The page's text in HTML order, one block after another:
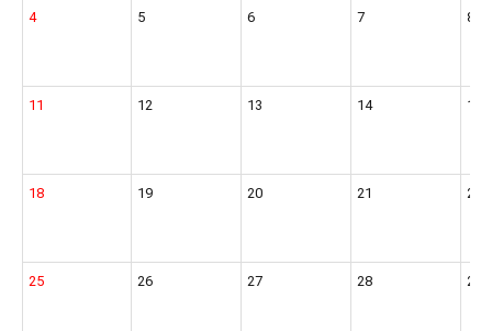
4 5 6 7 8
11 12 13 14 15
18 19 20 21 22
25 26 27 28 29